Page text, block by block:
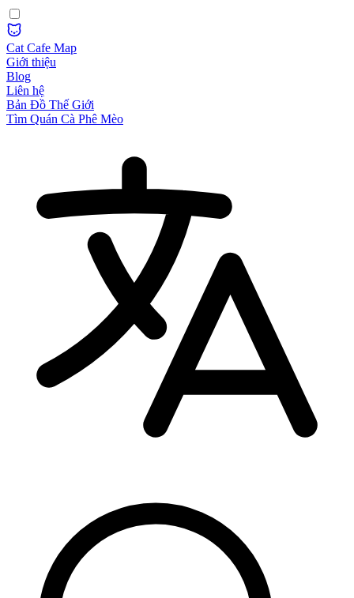
Cat Cafe Map
Giới thiệu
Blog
Liên hệ
Bản Đồ Thế Giới
Tìm Quán Cà Phê Mèo